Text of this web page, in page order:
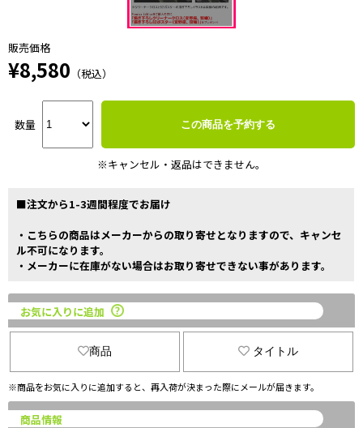
販売価格
¥8,580 （税込）
数量 この商品を予約する
※キャンセル・返品はできません。
■注文から1-3週間程度でお届け
・こちらの商品はメーカーからの取り寄せとなりますので、キャンセ
ル不可になります。
・メーカーに在庫がない場合はお取り寄せできない事があります。
お気に入りに追加
商品 タイトル
※商品をお気に入りに追加すると、再入荷が決まった際にメールが届きます。
商品情報